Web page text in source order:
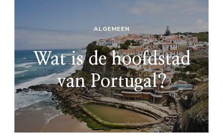
ALGEMEEN
Wat is de hoofdstad
van Portugal?